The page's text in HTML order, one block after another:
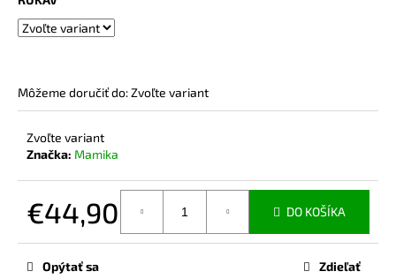
Môžeme doručiť do:Zvoľte variant
Zvoľte variant
Značka: Mamika
€44,90 DO KOŠÍKA
Opýtať sa Zdieľať
e
NA
DOJČENIE
€74,90